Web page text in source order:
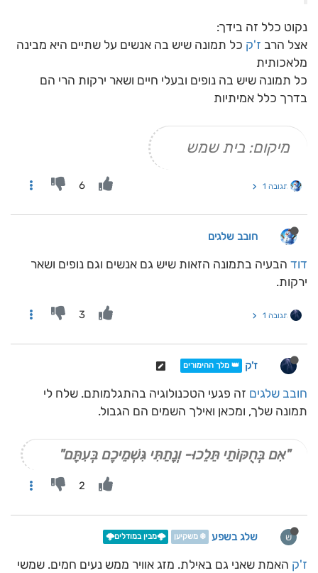
נקוט כלל זה בידך:
אצל הרב ז'ק כל תמונה שיש בה אנשים על שתיים היא מבינה
מלאכותית
כל תמונה שיש בה נופים ובעלי חיים ושאר ירקות הרי הם
בדרך כלל אמיתיות
מיקום: בית שמש
תגובה 1 6
חובב שלגים
דוד הבעיה בתמונה הזאות שיש גם אנשים וגם נופים ושאר
ירקות.
תגובה 1 3
ז'ק 👑 מלך ההימורים
חובב שלגים זה פגעי הטכנולוגיה בהתגלמותם. שלח לי
תמונה שלך, ומכאן ואילך השמים הם הגבול.
"אִם בְּחֻקּוֹתַי תֵּלֵכוּ- וְנָתַתִּי גִּשְׁמֵיכֶם בְּעִתָּם"
2
ש שלג בשפע ❄️ משקיען 🌩️מבין במודלים🌩️
ז'ק האמת שאני גם באילת. מזג אוויר ממש נעים חמים. שמשי